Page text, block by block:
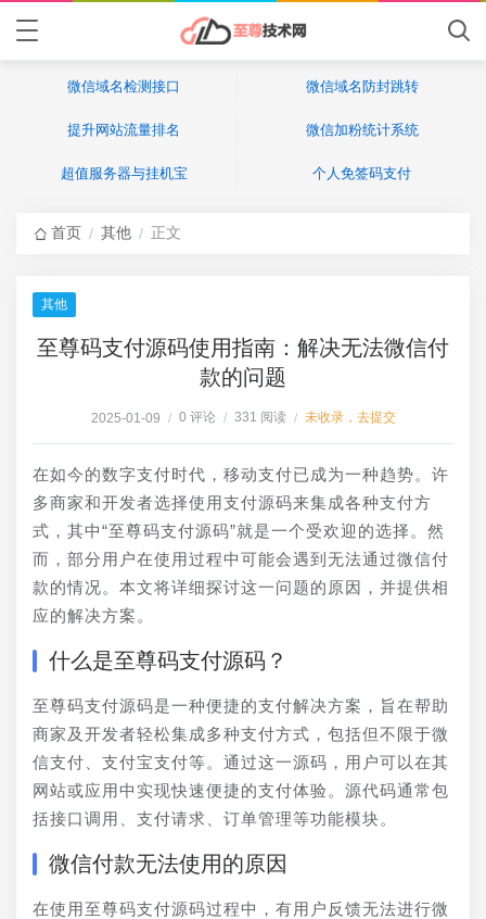
微信域名检测接口 微信域名防封跳转
提升网站流量排名 微信加粉统计系统
超值服务器与挂机宝 个人免签码支付
首页 / 其他 / 正文
其他
至尊码支付源码使用指南：解决无法微信付
款的问题
2025-01-09 / 0 评论 / 331 阅读 / 未收录，去提交
在如今的数字支付时代，移动支付已成为一种趋势。许
多商家和开发者选择使用支付源码来集成各种支付方
式，其中“至尊码支付源码”就是一个受欢迎的选择。然
而，部分用户在使用过程中可能会遇到无法通过微信付
款的情况。本文将详细探讨这一问题的原因，并提供相
应的解决方案。
什么是至尊码支付源码？
至尊码支付源码是一种便捷的支付解决方案，旨在帮助
商家及开发者轻松集成多种支付方式，包括但不限于微
信支付、支付宝支付等。通过这一源码，用户可以在其
网站或应用中实现快速便捷的支付体验。源代码通常包
括接口调用、支付请求、订单管理等功能模块。
微信付款无法使用的原因
在使用至尊码支付源码过程中，有用户反馈无法进行微